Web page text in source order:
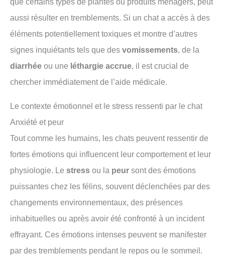
aussi résulter en tremblements. Si un chat a accès à des
éléments potentiellement toxiques et montre d’autres
signes inquiétants tels que des vomissements , de la
diarrhée ou une léthargie accrue , il est crucial de
chercher immédiatement de l’aide médicale.
Le contexte émotionnel et le stress ressenti par le chat
Anxiété et peur
Tout comme les humains, les chats peuvent ressentir de
fortes émotions qui influencent leur comportement et leur
physiologie. Le stress ou la peur sont des émotions
puissantes chez les félins, souvent déclenchées par des
changements environnementaux, des présences
inhabituelles ou après avoir été confronté à un incident
effrayant. Ces émotions intenses peuvent se manifester
par des tremblements pendant le repos ou le sommeil.